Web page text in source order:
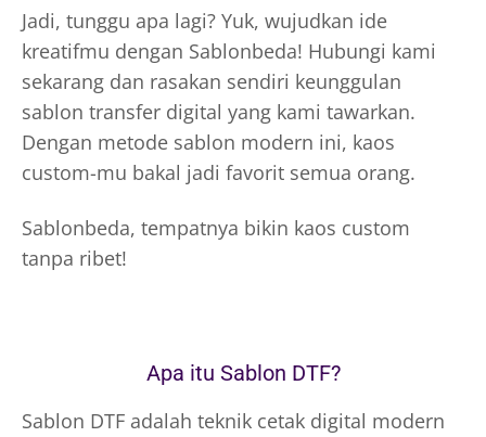
Jadi, tunggu apa lagi? Yuk, wujudkan ide
kreatifmu dengan Sablonbeda! Hubungi kami
sekarang dan rasakan sendiri keunggulan
sablon transfer digital yang kami tawarkan.
Dengan metode sablon modern ini, kaos
custom-mu bakal jadi favorit semua orang.
Sablonbeda, tempatnya bikin kaos custom
tanpa ribet!
Apa itu Sablon DTF?
Sablon DTF adalah teknik cetak digital modern